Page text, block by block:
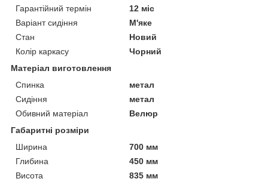
Гарантійний термін
12 міс
Варіант сидіння
М'яке
Стан
Новий
Колір каркасу
Чорний
Матеріал виготовлення
Спинка
метал
Сидіння
метал
Обивний матеріал
Велюр
Габаритні розміри
Ширина
700 мм
Глибина
450 мм
Висота
835 мм